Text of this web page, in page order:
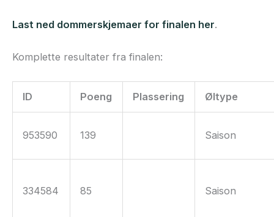
Last ned dommerskjemaer for finalen her.
Komplette resultater fra finalen:
ID Poeng Plassering Øltype
953590 139 Saison
334584 85 Saison